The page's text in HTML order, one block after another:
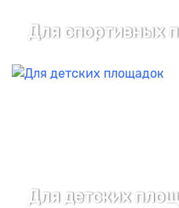
Для спортивных
Для детских